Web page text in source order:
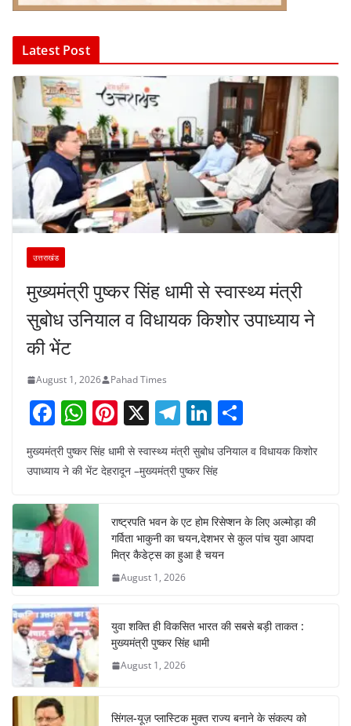
Latest Post
उत्तराखंड
मुख्यमंत्री पुष्कर सिंह धामी से स्वास्थ्य मंत्री
सुबोध उनियाल व विधायक किशोर उपाध्याय ने
की भेंट
August 1, 2026 Pahad Times
F
a
c
b
o
o
k
W
h
at
A
p
p
Pi
nt
er
e
st
X T
el
e
gr
a
m
Li
n
k
dI
n
ar
मुख्यमंत्री पुष्कर सिंह धामी से स्वास्थ्य मंत्री सुबोध उनियाल व विधायक किशोर
उपाध्याय ने की भेंट देहरादून –मुख्यमंत्री पुष्कर सिंह
राष्ट्रपति भवन के एट होम रिसेप्शन के लिए अल्मोड़ा की
गर्विता भाकुनी का चयन,देशभर से कुल पांच युवा आपदा
मित्र कैडेट्स का हुआ है चयन
August 1, 2026
युवा शक्ति ही विकसित भारत की सबसे बड़ी ताकत :
मुख्यमंत्री पुष्कर सिंह धामी
August 1, 2026
सिंगल-यूज़ प्लास्टिक मुक्त राज्य बनाने के संकल्प को